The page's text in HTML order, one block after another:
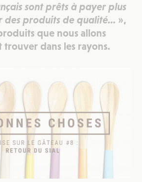
sont prêts à payer plus
des produits de qualité… »,
que nous allons
dans les rayons.